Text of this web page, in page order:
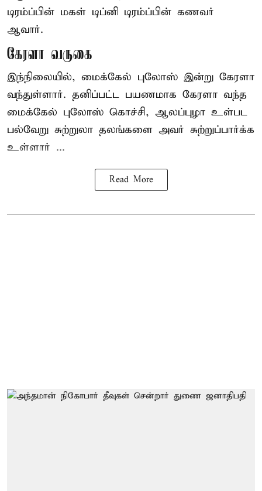
டிரம்ப்பின் மகள் டிப்னி டிரம்ப்பின் கணவர்
ஆவார்.
கேரளா வருகை
இந்நிலையில், மைக்கேல் புலோஸ் இன்று கேரளா
வந்துள்ளார். தனிப்பட்ட பயணமாக கேரளா வந்த
மைக்கேல் புலோஸ் கொச்சி, ஆலப்புழா உள்பட
பல்வேறு சுற்றுலா தலங்களை அவர் சுற்றுப்பார்க்க
உள்ளார் ...
Read More